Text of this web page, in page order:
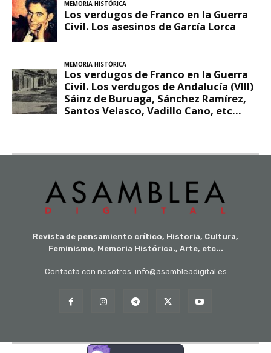
Revista de pensamiento crítico, Historia, Cultura,
Feminismo, Memoria Histórica., Arte, etc...
Contacta con nosotros: info@asambleadigital.es